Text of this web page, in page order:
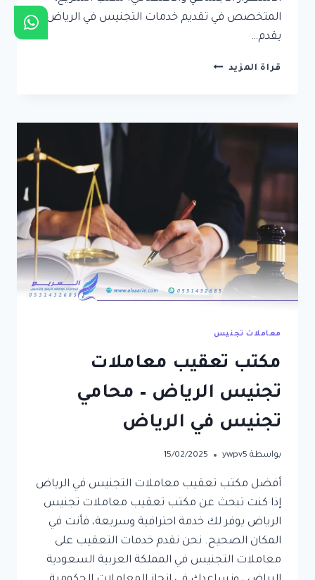
المتخصص في تقديم خدمات التجنيس في الرياض،
يقدم…
قراة المزيد تبسيط
الرياض
السعودية
بسهولة
معاملات تجنيس
مكتب تعقيب معاملات
تجنيس الرياض – محامي
تجنيس في الرياض
بواسطة ywpv5
15/02/2025
أفضل مكتب تعقيب معاملات التجنيس في الرياض
إذا كنت تبحث عن مكتب تعقيب معاملات تجنيس
الرياض يوفر لك خدمة احترافية وسريعة، فأنت في
المكان الصحيح. نحن نقدم خدمات التعقيب على
معاملات التجنيس في المملكة العربية السعودية